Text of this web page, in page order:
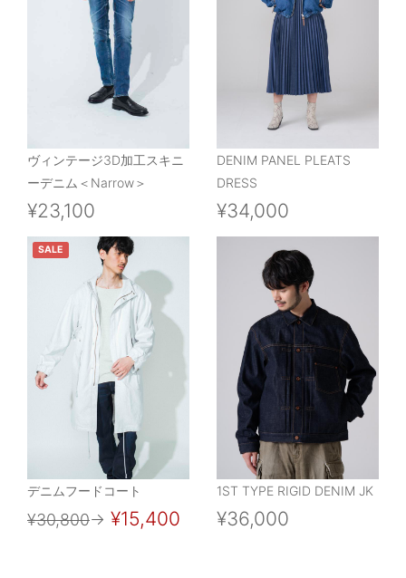
ヴィンテージ3D加工スキニ
ーデニム＜Narrow＞
¥23,100
DENIM PANEL PLEATS
DRESS
¥34,000
SALE
デニムフードコート
¥30,800→ ¥15,400
1ST TYPE RIGID DENIM JK
¥36,000